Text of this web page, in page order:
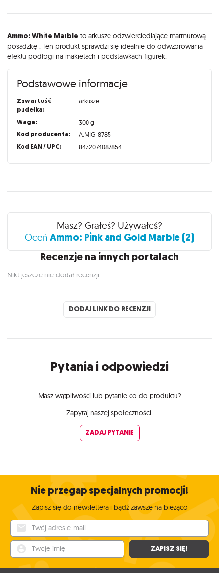
Opis
Ammo: White Marble to arkusze odzwierciedlające marmurową
posadzkę . Ten produkt sprawdzi się idealnie do odwzorowania
efektu podłogi na makietach i podstawkach figurek.
Podstawowe informacje
Zawartość
pudełka:
arkusze
Waga: 300 g
Kod producenta: A.MIG-8785
Kod EAN / UPC: 8432074087854
Recenzje
Masz? Grałeś? Używałeś?
Oceń Ammo: Pink and Gold Marble (2)
Recenzje na innych portalach
Nikt jeszcze nie dodał recenzji.
DODAJ LINK DO RECENZJI
Pytania i odpowiedzi
Masz wątpliwości lub pytanie co do produktu?
Zapytaj naszej społeczności.
ZADAJ PYTANIE
Nie przegap specjalnych promocji!
Zapisz się do newslettera i bądź zawsze na bieżąco
ZAPISZ SIĘ!